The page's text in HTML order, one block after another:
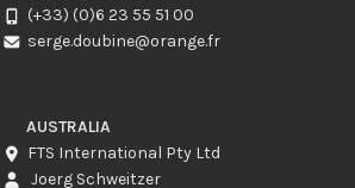
(+33) (0)6 23 55 51 00
serge.doubine@orange.fr
AUSTRALIA
FTS International Pty Ltd
Joerg Schweitzer